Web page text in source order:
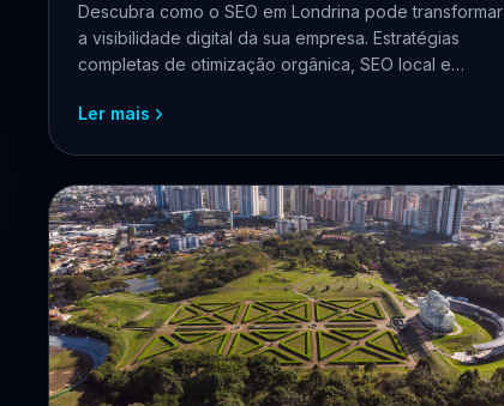
Descubra como o SEO em Londrina pode transformar
a visibilidade digital da sua empresa. Estratégias
completas de otimização orgânica, SEO local e
Ler mais